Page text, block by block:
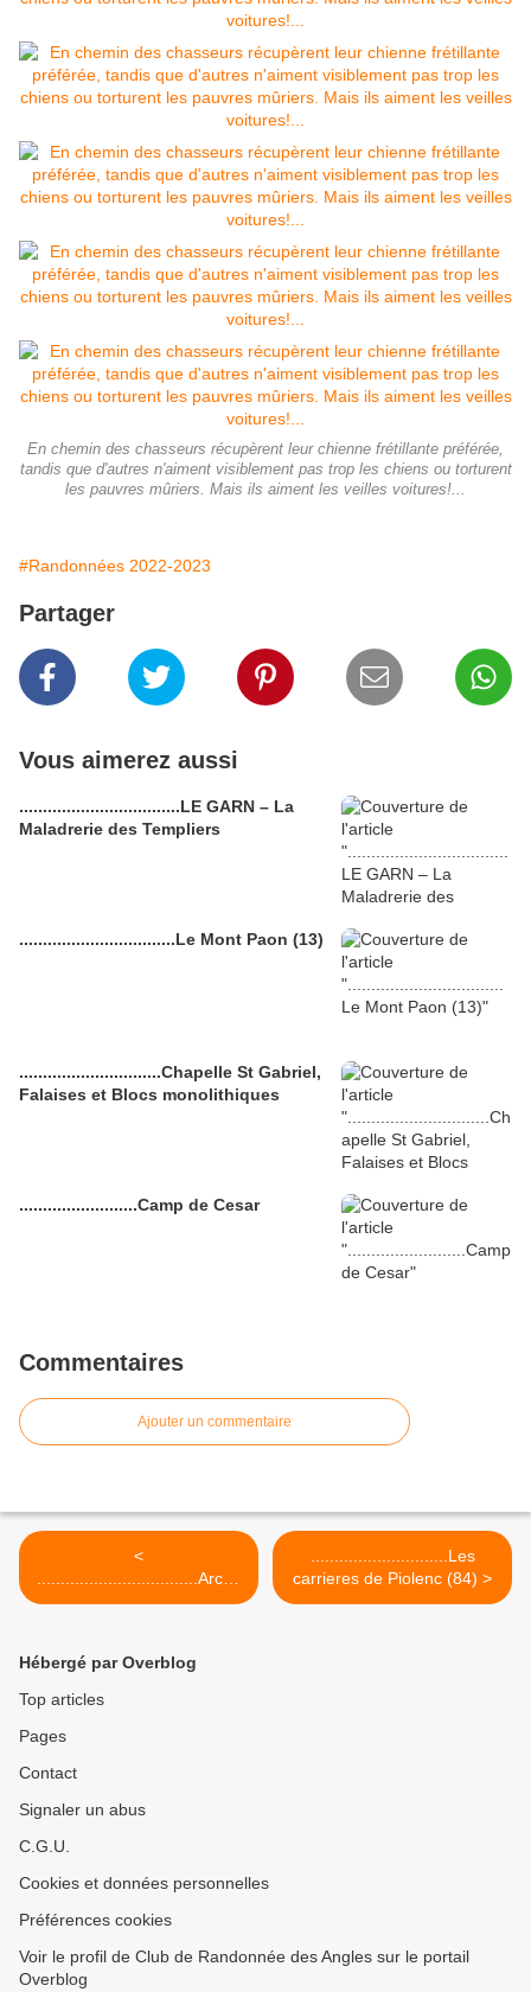
En chemin des chasseurs récupèrent leur chienne frétillante préférée,
tandis que d'autres n'aiment visiblement pas trop les chiens ou torturent
les pauvres mûriers. Mais ils aiment les veilles voitures!...
#Randonnées 2022-2023
Partager
Vous aimerez aussi
..................................LE GARN – La
Maladrerie des Templiers
.................................Le Mont Paon (13)
..............................Chapelle St Gabriel,
Falaises et Blocs monolithiques
.........................Camp de Cesar
Commentaires
Ajouter un commentaire
<
..................................Arche
de Portalas-Le Puget
.............................Les
carrieres de Piolenc (84) >
Hébergé par Overblog
Top articles
Pages
Contact
Signaler un abus
C.G.U.
Cookies et données personnelles
Préférences cookies
Voir le profil de Club de Randonnée des Angles sur le portail
Overblog